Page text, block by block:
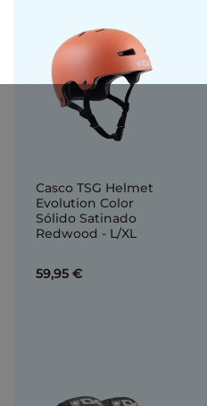
Casco TSG Helmet
Evolution Color
Sólido Satinado
Redwood - L/XL
59,95 €